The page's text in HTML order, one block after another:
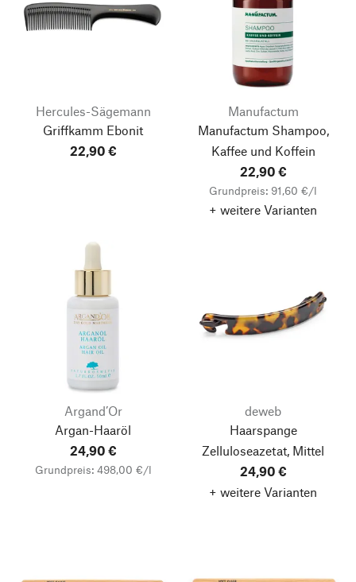
Hercules-Sägemann
Griffkamm Ebonit
22,90 €
Manufactum
Manufactum Shampoo,
Kaffee und Koffein
22,90 €
Grundpreis: 91,60 €/l
+ weitere Varianten
Argand’Or
Argan-Haaröl
24,90 €
Grundpreis: 498,00 €/l
deweb
Haarspange
Zelluloseazetat, Mittel
24,90 €
+ weitere Varianten